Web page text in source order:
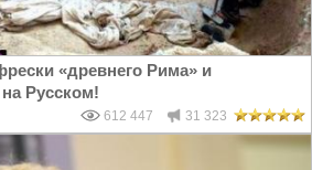
«древнего Рима» и
Русском!
612 447 31 323